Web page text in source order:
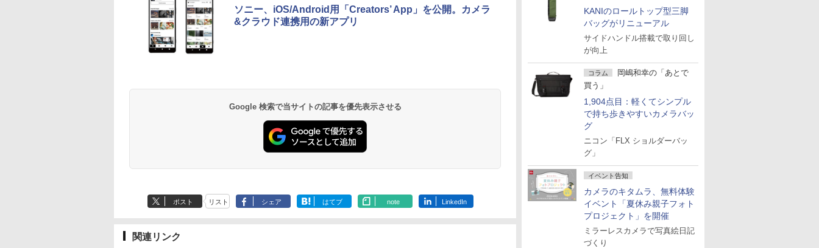
KANIのロールトップ型三脚
バッグがリニューアル
サイドハンドル搭載で取り回し
が向上
コラム
岡嶋和幸の「あとで
買う」
1,904点目：軽くてシンプル
で持ち歩きやすいカメラバッ
グ
ニコン「FLX ショルダーバッ
グ」
イベント告知
カメラのキタムラ、無料体験
イベント「夏休み親子フォト
プロジェクト」を開催
ミラーレスカメラで写真絵日記
づくり
ソニー、iOS/Android用「Creators’ App」を公開。カメラ
&クラウド連携用の新アプリ
Google 検索で当サイトの記事を優先表示させる
ポスト リスト シェア はてブ note LinkedIn
関連リンク